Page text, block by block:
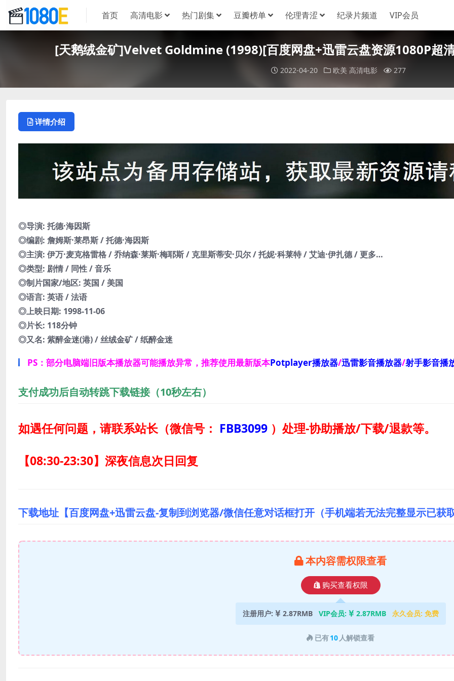
首页 高清电影 热门剧集 豆瓣榜单 伦理青涩 纪录片频道 VIP会员
[天鹅绒金矿]Velvet Goldmine (1998)[百度网盘+迅雷云盘资源1080P超
2022-04-20 欧美 高清电影 277
详情介绍
◎导演: 托德·海因斯
◎编剧: 詹姆斯·莱昂斯 / 托德·海因斯
◎主演: 伊万·麦克格雷格 / 乔纳森·莱斯·梅耶斯 / 克里斯蒂安·贝尔 / 托妮·科莱特 / 艾迪·伊扎德 / 更多…
◎类型: 剧情 / 同性 / 音乐
◎制片国家/地区: 英国 / 美国
◎语言: 英语 / 法语
◎上映日期: 1998-11-06
◎片长: 118分钟
◎又名: 紫醉金迷(港) / 丝绒金矿 / 纸醉金迷
PS：部分电脑端旧版本播放器可能播放异常，推荐使用最新版本Potplayer播放器/迅雷影音播放器/射手影音播
支付成功后自动转跳下载链接（10秒左右）
如遇任何问题，请联系站长（微信号： FBB3099 ） 处理-协助播放/下载/退款等。
【08:30-23:30】深夜信息次日回复
下载地址【百度网盘+迅雷云盘-复制到浏览器/微信任意对话框打开（手机端若无法完整显示已获
本内容需权限查看
购买查看权限
注册用户: 2.87RMB VIP会员: 2.87RMB 永久会员: 免费
已有10 人解锁查看